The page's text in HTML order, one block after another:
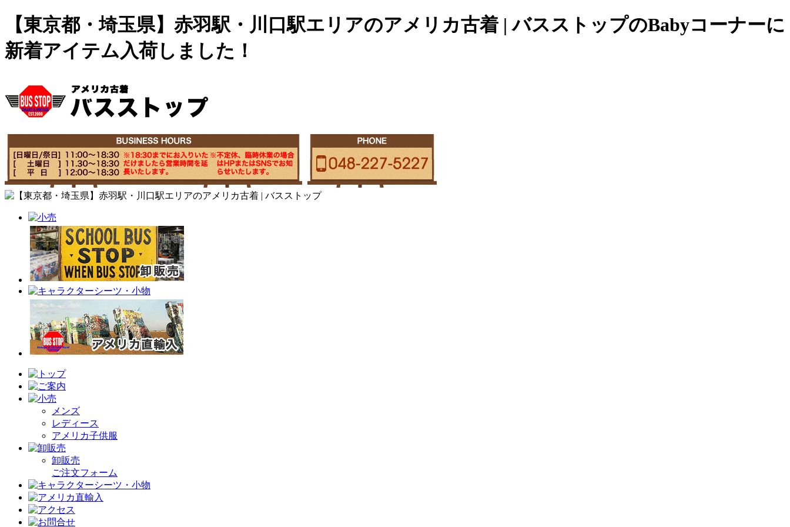
【東京都・埼玉県】赤羽駅・川口駅エリアのアメリカ古着 | バスストップのBabyコーナーに
新着アイテム入荷しました！
メンズ
レディース
アメリカ子供服
卸販売
ご注文フォーム